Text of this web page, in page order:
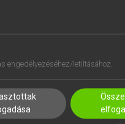
engedélyezéséhez/letiltásához.